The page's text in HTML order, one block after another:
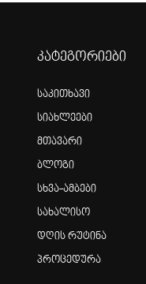
კატეგორიები
საკითხავი
სიახლეები
მთავარი
ბლოგი
სხვა-ამბები
სახალისო
დღის რუტინა
პროცედურა